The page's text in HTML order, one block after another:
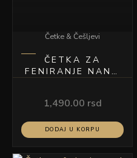
Četke & Češljevi
ČETKA ZA
FENIRANJE NANT
1,490.00 rsd
DODAJ U KORPU